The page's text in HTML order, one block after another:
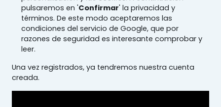
pulsaremos en 'Confirmar' la privacidad y
términos. De este modo aceptaremos las
condiciones del servicio de Google, que por
razones de seguridad es interesante comprobar y
leer.
Una vez registrados, ya tendremos nuestra cuenta
creada.